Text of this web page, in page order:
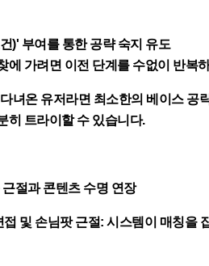
)' 부여를 통한 공략 숙지 유도
에 가려면 이전 단계를 수없이 반복
녀온 유저라면 최소한의 베이스 공
히 트라이할 수 있습니다.
절과 콘텐츠 수명 연장
접 및 손님팟 근절: 시스템이 매칭을